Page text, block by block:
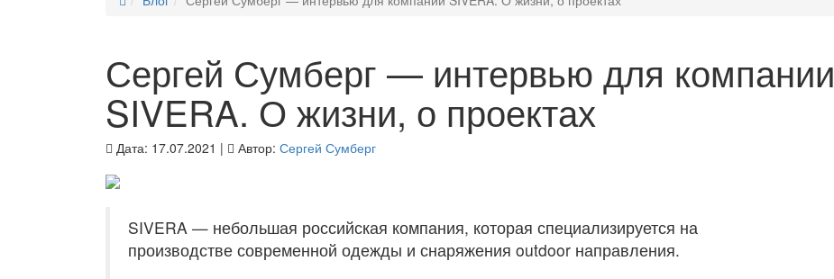
Сергей Сумберг — интервью для компании
SIVERA. О жизни, о проектах
Дата: 17.07.2021 | Автор: Сергей Сумберг
SIVERA — небольшая российская компания, которая специализируется на
производстве современной одежды и снаряжения outdoor направления.